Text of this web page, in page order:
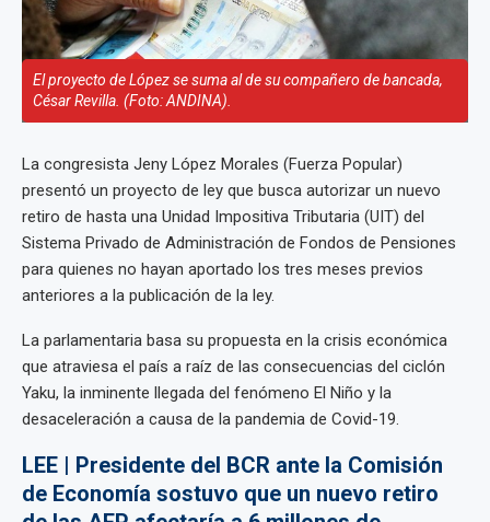
El proyecto de López se suma al de su compañero de bancada,
César Revilla. (Foto: ANDINA).
La congresista Jeny López Morales (Fuerza Popular)
presentó un proyecto de ley que busca autorizar un nuevo
retiro de hasta una Unidad Impositiva Tributaria (UIT) del
Sistema Privado de Administración de Fondos de Pensiones
para quienes no hayan aportado los tres meses previos
anteriores a la publicación de la ley.
La parlamentaria basa su propuesta en la crisis económica
que atraviesa el país a raíz de las consecuencias del ciclón
Yaku, la inminente llegada del fenómeno El Niño y la
desaceleración a causa de la pandemia de Covid-19.
LEE | Presidente del BCR ante la Comisión
de Economía sostuvo que un nuevo retiro